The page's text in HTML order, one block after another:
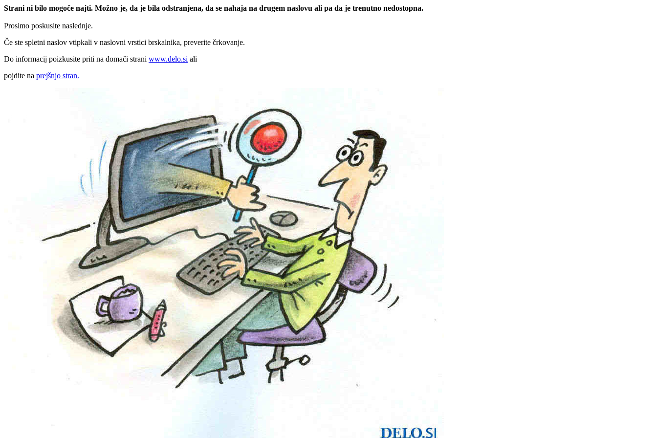
Strani ni bilo mogoče najti. Možno je, da je bila odstranjena, da se nahaja na drugem naslovu ali pa da je trenutno nedostopna.
Prosimo poskusite naslednje.
Če ste spletni naslov vtipkali v naslovni vrstici brskalnika, preverite črkovanje.
Do informacij poizkusite priti na domači strani www.delo.si ali
pojdite na prejšnjo stran.